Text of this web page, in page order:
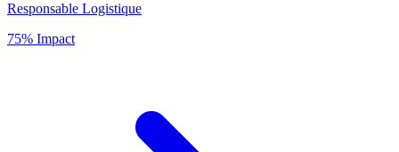
Responsable Logistique
75% Impact